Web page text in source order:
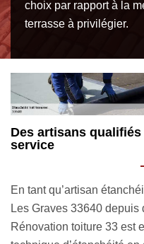
choix par rapport à la
terrasse à privilégier.
Couvreur étanchéité
Les Graves : MM
Entrez en contact avec
êtes à la recherche d’une
à Ayguemorte Les